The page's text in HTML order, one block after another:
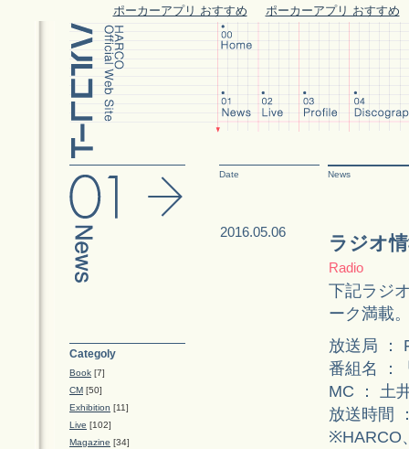
ポーカーアプリ おすすめ ポーカーアプリ おすすめ
Categoly
Book [7]
CM [50]
Exhibition [11]
Live [102]
Magazine [34]
Date News
2016.05.06
ラジオ
Radio
下記ラジ
ーク満載
放送局 ：
番組名 ：
MC ： 土
放送時間
※HARCO